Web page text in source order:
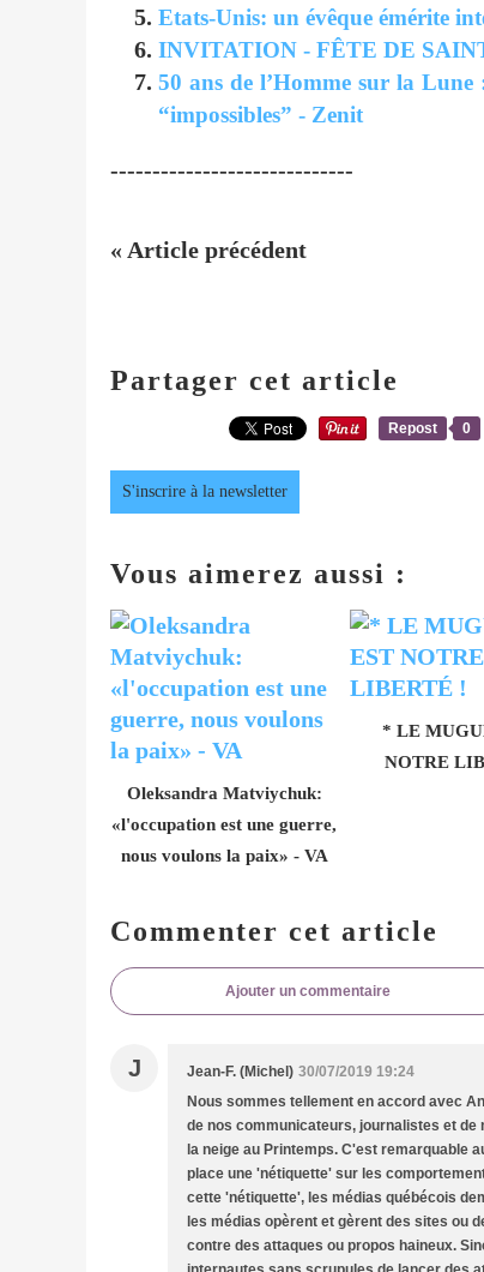
Etats-Unis: un évêque émérite
INVITATION - FÊTE DE
50 ans de l’Homme sur la Lune
“impossibles” - Zenit
-----------------------------
« Article précédent
Partager cet article
Repost 0
S'inscrire à la newsletter
Vous aimerez aussi :
Oleksandra Matviychuk:
«l'occupation est une guerre,
nous voulons la paix» - VA
* LE
NOTRE
Commenter cet article
Ajouter un commentaire
J Jean-F. (Michel) 30/07/2019 19:24
Nous sommes tellement en accord avec
de nos communicateurs, journalistes et de
la neige au Printemps. C'est remarquable
place une 'nétiquette' sur les
cette 'nétiquette', les médias québécois
les médias opèrent et gèrent des sites ou
contre des attaques ou propos haineux.